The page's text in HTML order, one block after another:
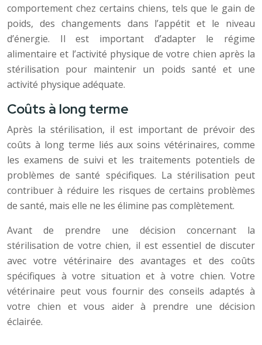
comportement chez certains chiens, tels que le gain de
poids, des changements dans l’appétit et le niveau
d’énergie. Il est important d’adapter le régime
alimentaire et l’activité physique de votre chien après la
stérilisation pour maintenir un poids santé et une
activité physique adéquate.
Coûts à long terme
Après la stérilisation, il est important de prévoir des
coûts à long terme liés aux soins vétérinaires, comme
les examens de suivi et les traitements potentiels de
problèmes de santé spécifiques. La stérilisation peut
contribuer à réduire les risques de certains problèmes
de santé, mais elle ne les élimine pas complètement.
Avant de prendre une décision concernant la
stérilisation de votre chien, il est essentiel de discuter
avec votre vétérinaire des avantages et des coûts
spécifiques à votre situation et à votre chien. Votre
vétérinaire peut vous fournir des conseils adaptés à
votre chien et vous aider à prendre une décision
éclairée.